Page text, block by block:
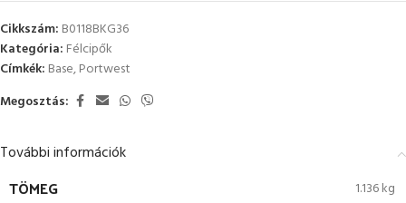
Cikkszám: B0118BKG36
Kategória: Félcipők
Címkék: Base,Portwest
Megosztás:
További információk
TÖMEG 1.136 kg